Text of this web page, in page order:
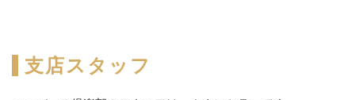
支店スタッフ